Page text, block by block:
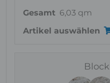
Gesamt 6,03 qm
Artikel auswählen
Block